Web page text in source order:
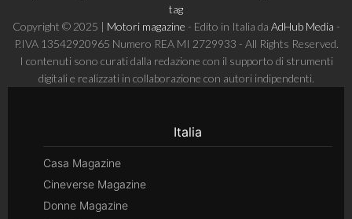
tag
Copyright © 2025 | Motori magazine - Edito in Italia da AdHub Media -
P.IVA 13542920965 Numero REA MI 2729933 - All Rights Reserved.
I contenuti sono curati dalla redazione con il supporto di strumenti
digitali e realizzati in collaborazione con autori indipendenti.
Italia
Casa Magazine
Cineverse Magazine
Donne Magazine